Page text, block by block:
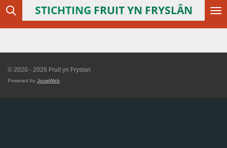
Ga
hoofdinhoud
STICHTING FRUIT YN FRYSLÂN
© 2020 - 2026 Fruit yn Fryslan
Powered by JouwWeb